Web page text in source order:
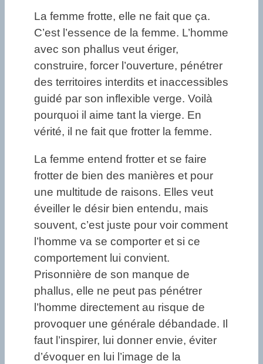
La femme frotte, elle ne fait que ça.
C’est l’essence de la femme. L’homme
avec son phallus veut ériger,
construire, forcer l’ouverture, pénétrer
des territoires interdits et inaccessibles
guidé par son inflexible verge. Voilà
pourquoi il aime tant la vierge. En
vérité, il ne fait que frotter la femme.
La femme entend frotter et se faire
frotter de bien des manières et pour
une multitude de raisons. Elles veut
éveiller le désir bien entendu, mais
souvent, c’est juste pour voir comment
l’homme va se comporter et si ce
comportement lui convient.
Prisonnière de son manque de
phallus, elle ne peut pas pénétrer
l’homme directement au risque de
provoquer une générale débandade. Il
faut l’inspirer, lui donner envie, éviter
d’évoquer en lui l’image de la